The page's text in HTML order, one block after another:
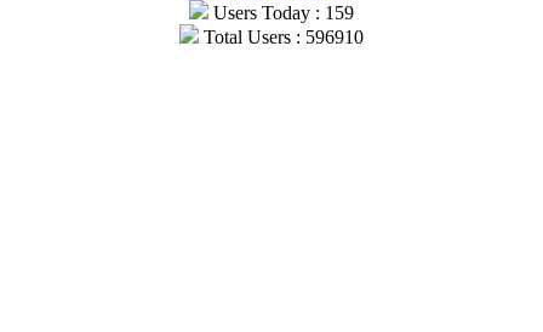
Users Today : 159
Total Users : 596910